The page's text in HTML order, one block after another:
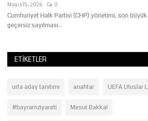
Mayıs 15, 2026 0
Cumhuriyet Halk Partisi (CHP) yönetimi, son
geçersiz sayılması...
ETIKETLER
urfa aday tanıtımı anahtar UEFA Uluslar
#bayramziyareti Mesut Bakkal